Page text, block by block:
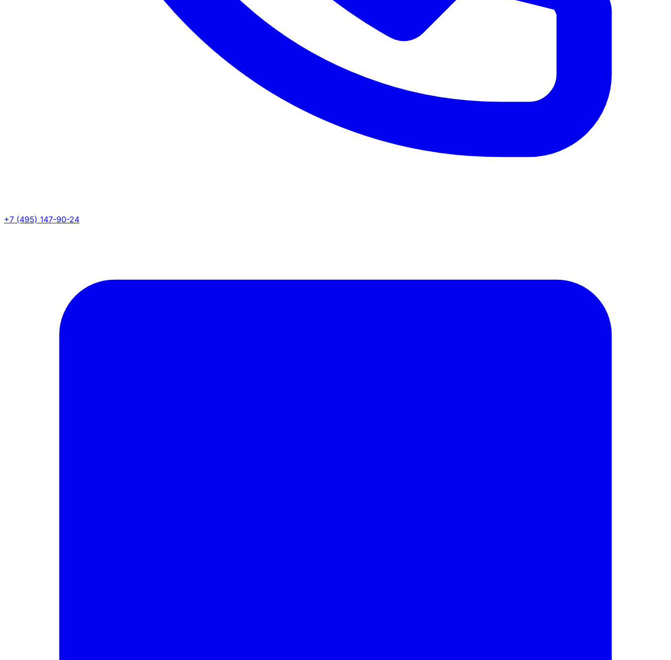
+7 (495) 147-90-24